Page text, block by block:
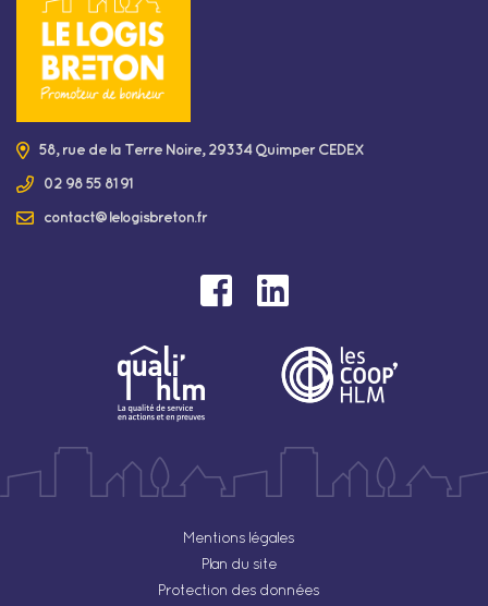
58, rue de la Terre Noire, 29334 Quimper CEDEX
02 98 55 81 91
contact@lelogisbreton.fr
Mentions légales
Plan du site
Protection des données